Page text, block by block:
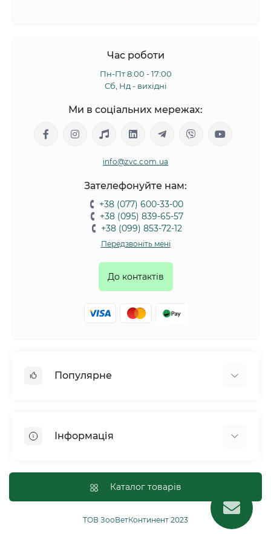
Час роботи
Пн-Пт 8:00 - 17:00
Сб, Нд - вихідні
Ми в соціальних мережах:
info@zvc.com.ua
Зателефонуйте нам:
+38 (077) 600-33-00
+38 (095) 839-65-57
+38 (099) 853-72-12
Передзвоніть мені
До контактів
Популярне
Птахи
Сільськогосподарські тварини та птахи
Інформація
Оплата і доставка
Політика конфіденційності
Публічна угода
Каталог товарів
ТОВ ЗооВетКонтинент 2023